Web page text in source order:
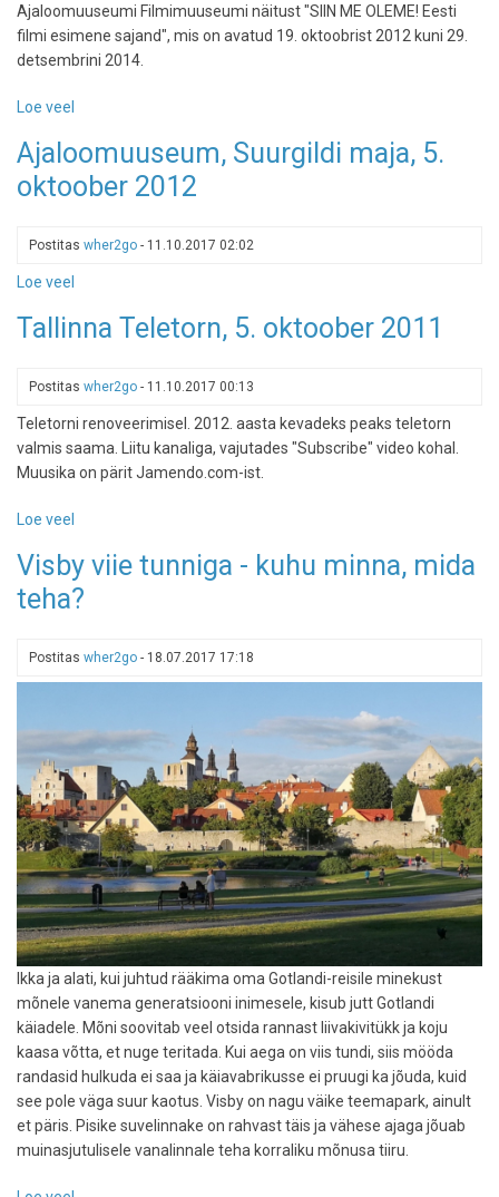
Ajaloomuuseumi Filmimuuseumi näitust "SIIN ME OLEME! Eesti
filmi esimene sajand", mis on avatud 19. oktoobrist 2012 kuni 29.
detsembrini 2014.
Loe veel
Ajaloomuuseum,
Maarjamäe
Ajaloomuuseum, Suurgildi maja, 5.
oktoober 2012
Postitas wher2go - 11.10.2017 02:02
Loe veel
Suurgildi
5.
2012
Tallinna Teletorn, 5. oktoober 2011
Postitas wher2go - 11.10.2017 00:13
Teletorni renoveerimisel. 2012. aasta kevadeks peaks teletorn
valmis saama. Liitu kanaliga, vajutades "Subscribe" video kohal.
Muusika on pärit Jamendo.com-ist.
Loe veel
Teletorn,
5.
Visby viie tunniga - kuhu minna, mida
teha?
Postitas wher2go - 18.07.2017 17:18
Ikka ja alati, kui juhtud rääkima oma Gotlandi-reisile minekust
mõnele vanema generatsiooni inimesele, kisub jutt Gotlandi
käiadele. Mõni soovitab veel otsida rannast liivakivitükk ja koju
kaasa võtta, et nuge teritada. Kui aega on viis tundi, siis mööda
randasid hulkuda ei saa ja käiavabrikusse ei pruugi ka jõuda, kuid
see pole väga suur kaotus. Visby on nagu väike teemapark, ainult
et päris. Pisike suvelinnake on rahvast täis ja vähese ajaga jõuab
muinasjutulisele vanalinnale teha korraliku mõnusa tiiru.